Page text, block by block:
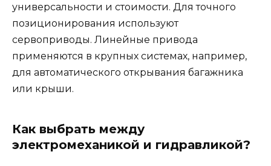
универсальности и стоимости. Для точного
позиционирования используют
сервоприводы. Линейные привода
применяются в крупных системах, например,
для автоматического открывания багажника
или крыши.
Как выбрать между
электромеханикой и гидравликой?